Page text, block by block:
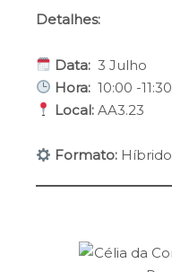
Detalhes:
Data: 3 Julho
Hora: 10:00 -11:30
Local: AA3.23
Formato: Híbrido